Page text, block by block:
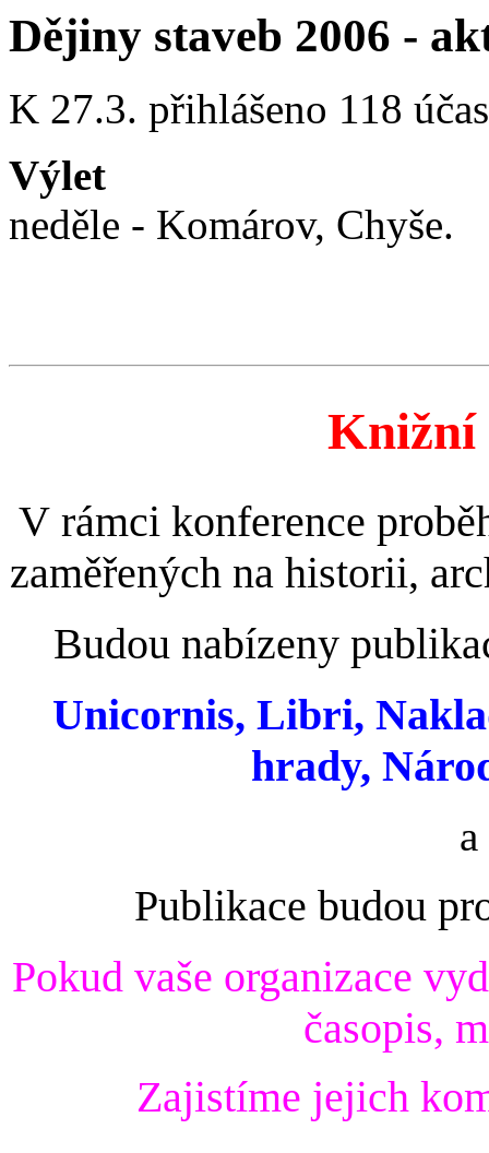
Dějiny staveb 2006 -
K 27.3. přihlášeno 118
Výlet
neděle - Komárov, Chyše.
Knižní
V rámci konference
zaměřených na historii,
Budou nabízeny
Unicornis, Libri,
hrady,
Publikace budou
Pokud vaše organizace
časopis,
Zajistíme jejich